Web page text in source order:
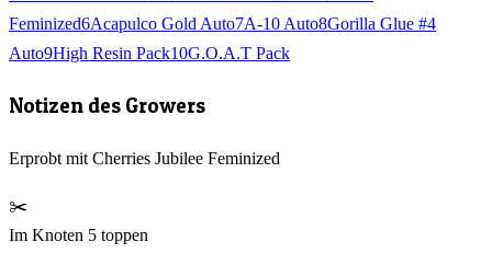
Feminized6Acapulco Gold Auto7A-10 Auto8Gorilla Glue #4
Auto9High Resin Pack10G.O.A.T Pack
Notizen des Growers
Erprobt mit Cherries Jubilee Feminized
✂️
Im Knoten 5 toppen